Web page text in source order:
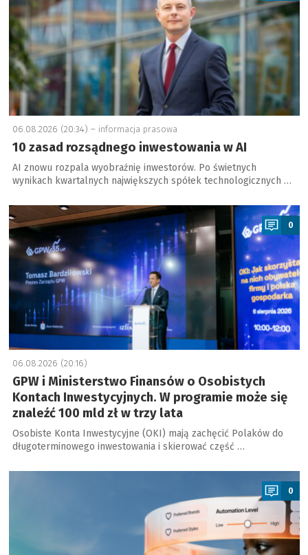
06.08.2026 (20:34) – informacja prasowa
10 zasad rozsądnego inwestowania w AI
AI znowu rozpala wyobraźnię inwestorów. Po świetnych
wynikach kwartalnych największych spółek technologicznych …
a
0
06.08.2026 (20:16)
GPW i Ministerstwo Finansów o Osobistych
Kontach Inwestycyjnych. W programie może się
znaleźć 100 mld zł w trzy lata
Osobiste Konta Inwestycyjne (OKI) mają zachęcić Polaków do
długoterminowego inwestowania i skierować część …
a
0